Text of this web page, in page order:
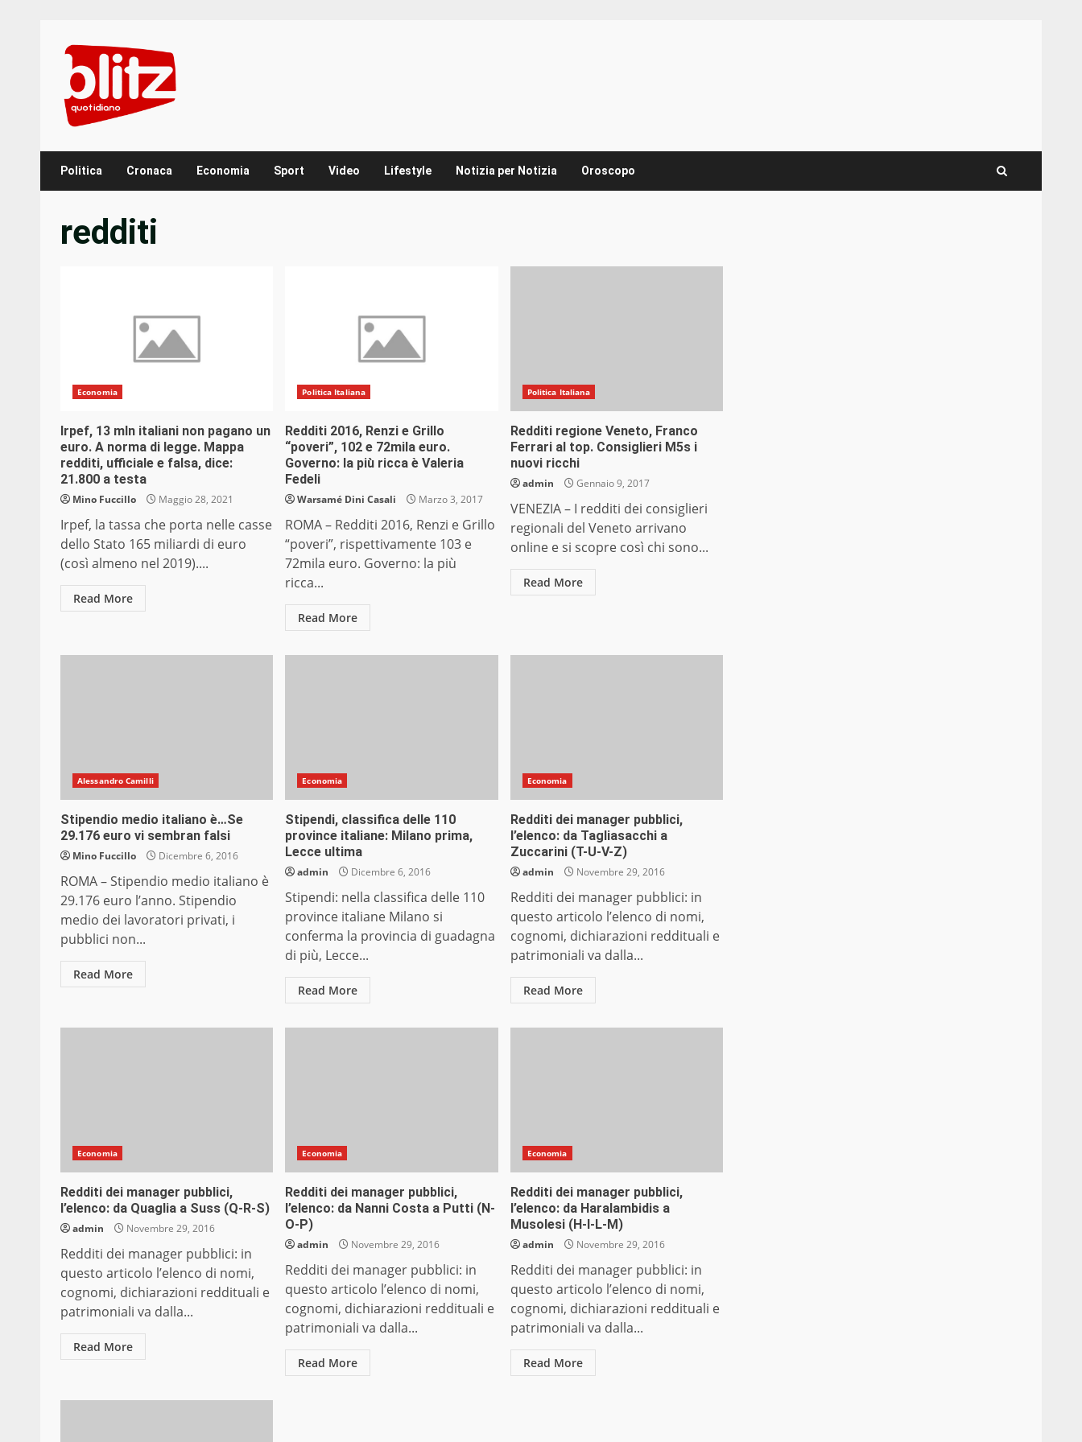
content
Politica Cronaca Economia Sport Video Lifestyle Notizia per Notizia Oroscopo
redditi
Economia
Irpef, 13 mln italiani non pagano un
euro. A norma di legge. Mappa
redditi, ufficiale e falsa, dice:
21.800 a testa
Mino Fuccillo Maggio 28, 2021
Irpef, la tassa che porta nelle casse
dello Stato 165 miliardi di euro
(così almeno nel 2019)....
Read More
Politica Italiana
Redditi 2016, Renzi e Grillo
“poveri”, 102 e 72mila euro.
Governo: la più ricca è Valeria
Fedeli
Warsamé Dini Casali Marzo 3, 2017
ROMA – Redditi 2016, Renzi e Grillo
“poveri”, rispettivamente 103 e
72mila euro. Governo: la più
ricca...
Read More
Politica Italiana
Redditi regione Veneto, Franco
Ferrari al top. Consiglieri M5s i
nuovi ricchi
admin Gennaio 9, 2017
VENEZIA – I redditi dei consiglieri
regionali del Veneto arrivano
online e si scopre così chi sono...
Read More
Alessandro Camilli
Stipendio medio italiano è…Se
29.176 euro vi sembran falsi
Mino Fuccillo Dicembre 6, 2016
ROMA – Stipendio medio italiano è
29.176 euro l’anno. Stipendio
medio dei lavoratori privati, i
pubblici non...
Read More
Economia
Stipendi, classifica delle 110
province italiane: Milano prima,
Lecce ultima
admin Dicembre 6, 2016
Stipendi: nella classifica delle 110
province italiane Milano si
conferma la provincia di guadagna
di più, Lecce...
Read More
Economia
Redditi dei manager pubblici,
l’elenco: da Tagliasacchi a
Zuccarini (T-U-V-Z)
admin Novembre 29, 2016
Redditi dei manager pubblici: in
questo articolo l’elenco di nomi,
cognomi, dichiarazioni reddituali e
patrimoniali va dalla...
Read More
Economia
Redditi dei manager pubblici,
l’elenco: da Quaglia a Suss (Q-R-S)
admin Novembre 29, 2016
Redditi dei manager pubblici: in
questo articolo l’elenco di nomi,
cognomi, dichiarazioni reddituali e
patrimoniali va dalla...
Read More
Economia
Redditi dei manager pubblici,
l’elenco: da Nanni Costa a Putti (N-
O-P)
admin Novembre 29, 2016
Redditi dei manager pubblici: in
questo articolo l’elenco di nomi,
cognomi, dichiarazioni reddituali e
patrimoniali va dalla...
Read More
Economia
Redditi dei manager pubblici,
l’elenco: da Haralambidis a
Musolesi (H-I-L-M)
admin Novembre 29, 2016
Redditi dei manager pubblici: in
questo articolo l’elenco di nomi,
cognomi, dichiarazioni reddituali e
patrimoniali va dalla...
Read More